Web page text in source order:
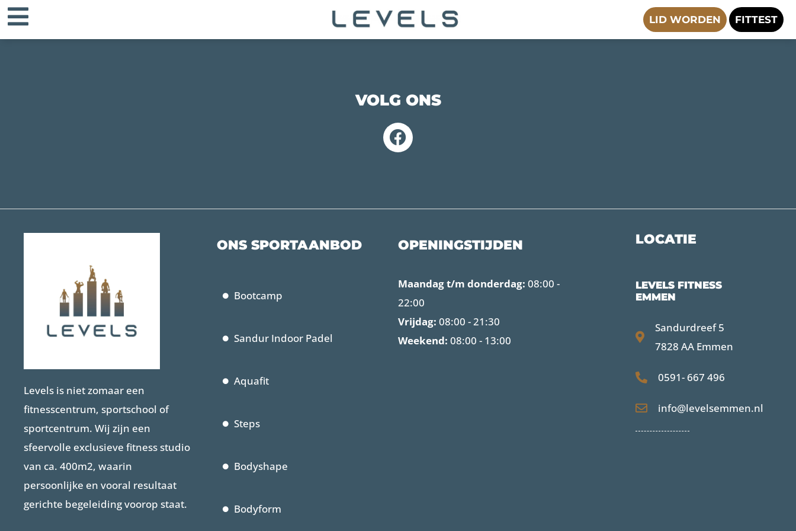
LID WORDEN FITTEST
VOLG ONS
Levels is niet zomaar een
fitnesscentrum, sportschool of
sportcentrum. Wij zijn een
sfeervolle exclusieve fitness studio
van ca. 400m2, waarin
persoonlijke en vooral resultaat
gerichte begeleiding voorop staat.
ONS SPORTAANBOD
Bootcamp
Sandur Indoor Padel
Aquafit
Steps
Bodyshape
Bodyform
OPENINGSTIJDEN
Maandag t/m donderdag: 08:00 -
22:00
Vrijdag: 08:00 - 21:30
Weekend: 08:00 - 13:00
LOCATIE
LEVELS FITNESS
EMMEN
Sandurdreef 5
7828 AA Emmen
0591- 667 496
info@levelsemmen.nl